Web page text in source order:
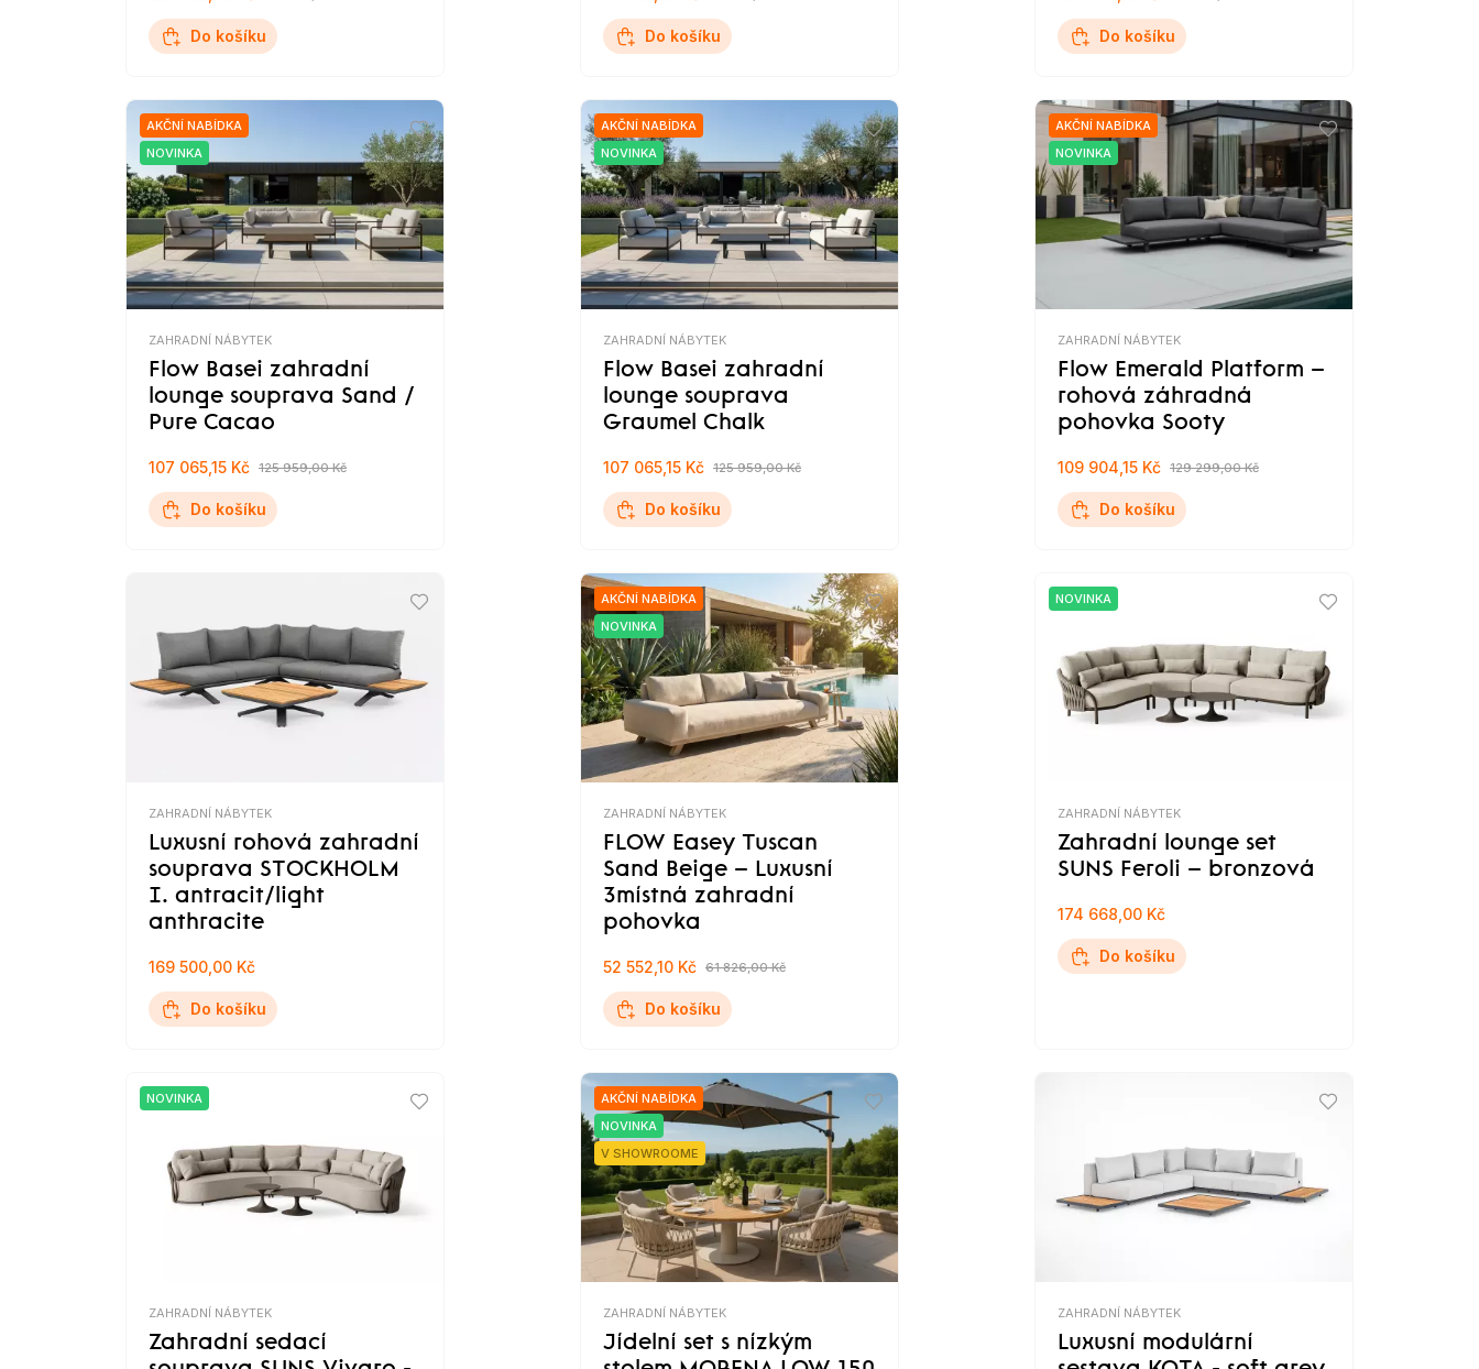
Do košíku Do košíku Do košíku
AKČNÍ NABÍDKA
NOVINKA
ZAHRADNÍ NÁBYTEK
Flow Basei zahradní
lounge souprava Sand /
Pure Cacao
107 065,15 Kč 125 959,00 Kč
Do košíku
AKČNÍ NABÍDKA
NOVINKA
ZAHRADNÍ NÁBYTEK
Flow Basei zahradní
lounge souprava
Graumel Chalk
107 065,15 Kč 125 959,00 Kč
Do košíku
AKČNÍ NABÍDKA
NOVINKA
ZAHRADNÍ NÁBYTEK
Flow Emerald Platform –
rohová záhradná
pohovka Sooty
109 904,15 Kč 129 299,00 Kč
Do košíku
ZAHRADNÍ NÁBYTEK
Luxusní rohová zahradní
souprava STOCKHOLM
I. antracit/light
anthracite
169 500,00 Kč
Do košíku
AKČNÍ NABÍDKA
NOVINKA
ZAHRADNÍ NÁBYTEK
FLOW Easey Tuscan
Sand Beige – Luxusní
3místná zahradní
pohovka
52 552,10 Kč 61 826,00 Kč
Do košíku
NOVINKA
ZAHRADNÍ NÁBYTEK
Zahradní lounge set
SUNS Feroli – bronzová
174 668,00 Kč
Do košíku
NOVINKA
ZAHRADNÍ NÁBYTEK
Zahradní sedací
AKČNÍ NABÍDKA
NOVINKA
V SHOWROOME
ZAHRADNÍ NÁBYTEK
Jídelní set s nízkým
ZAHRADNÍ NÁBYTEK
Luxusní modulární